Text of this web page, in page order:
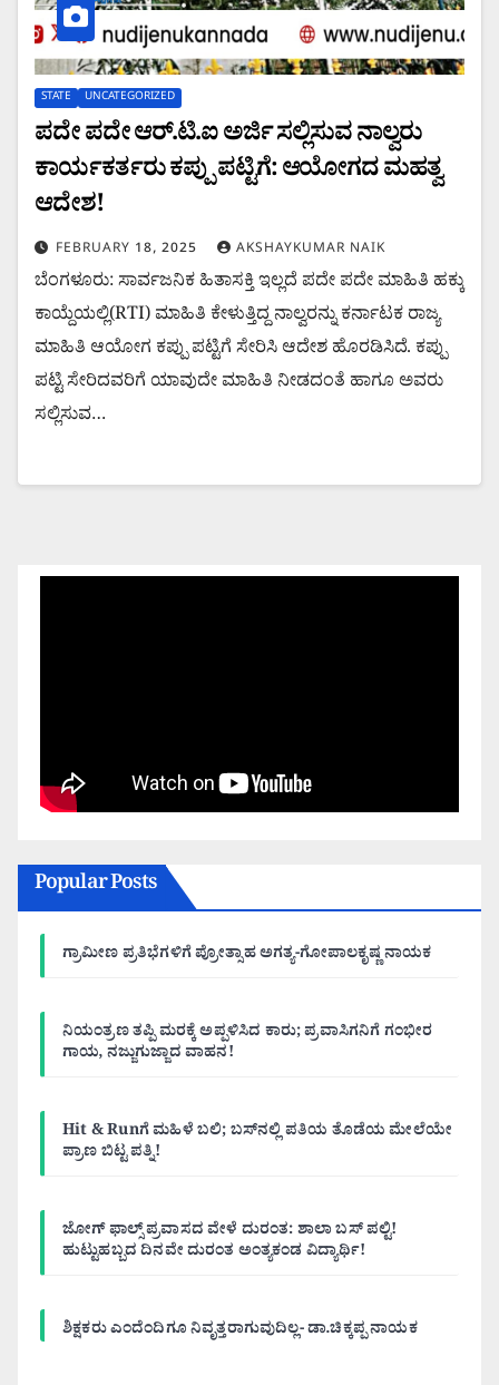
STATE UNCATEGORIZED
ಪದೇ ಪದೇ ಆರ್.ಟಿ.ಐ ಅರ್ಜಿ ಸಲ್ಲಿಸುವ ನಾಲ್ವರು
ಕಾರ್ಯಕರ್ತರು ಕಪ್ಪು ಪಟ್ಟಿಗೆ: ಆಯೋಗದ ಮಹತ್ವ
ಆದೇಶ!
FEBRUARY 18, 2025 AKSHAYKUMAR NAIK
ಬೆಂಗಳೂರು: ಸಾರ್ವಜನಿಕ ಹಿತಾಸಕ್ತಿ ಇಲ್ಲದೆ ಪದೇ ಪದೇ ಮಾಹಿತಿ ಹಕ್ಕು
ಕಾಯ್ದೆಯಲ್ಲಿ(RTI) ಮಾಹಿತಿ ಕೇಳುತ್ತಿದ್ದ ನಾಲ್ವರನ್ನು ಕರ್ನಾಟಕ ರಾಜ್ಯ
ಮಾಹಿತಿ ಆಯೋಗ ಕಪ್ಪು ಪಟ್ಟಿಗೆ ಸೇರಿಸಿ ಆದೇಶ ಹೊರಡಿಸಿದೆ. ಕಪ್ಪು
ಪಟ್ಟಿ ಸೇರಿದವರಿಗೆ ಯಾವುದೇ ಮಾಹಿತಿ ನೀಡದಂತೆ ಹಾಗೂ ಅವರು
ಸಲ್ಲಿಸುವ…
Popular Posts
ಗ್ರಾಮೀಣ ಪ್ರತಿಭೆಗಳಿಗೆ ಪ್ರೋತ್ಸಾಹ ಅಗತ್ಯ-ಗೋಪಾಲಕೃಷ್ಣ ನಾಯಕ
ನಿಯಂತ್ರಣ ತಪ್ಪಿ ಮರಕ್ಕೆ ಅಪ್ಪಳಿಸಿದ ಕಾರು; ಪ್ರವಾಸಿಗನಿಗೆ ಗಂಭೀರ
ಗಾಯ, ನಜ್ಜುಗುಜ್ಜಾದ ವಾಹನ!
Hit & Runಗೆ ಮಹಿಳೆ ಬಲಿ; ಬಸ್‌ನಲ್ಲಿ ಪತಿಯ ತೊಡೆಯ ಮೇಲೆಯೇ
ಪ್ರಾಣ ಬಿಟ್ಟ ಪತ್ನಿ!
ಜೋಗ್ ಫಾಲ್ಸ್ ಪ್ರವಾಸದ ವೇಳೆ ದುರಂತ: ಶಾಲಾ ಬಸ್ ಪಲ್ಟಿ!
ಹುಟ್ಟುಹಬ್ಬದ ದಿನವೇ ದುರಂತ ಅಂತ್ಯಕಂಡ ವಿದ್ಯಾರ್ಥಿ!
ಶಿಕ್ಷಕರು ಎಂದೆಂದಿಗೂ ನಿವೃತ್ತರಾಗುವುದಿಲ್ಲ- ಡಾ.ಚಿಕ್ಕಪ್ಪ ನಾಯಕ